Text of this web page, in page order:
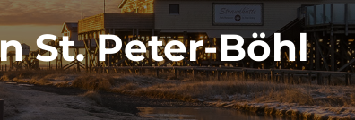
St. Peter-Böhl